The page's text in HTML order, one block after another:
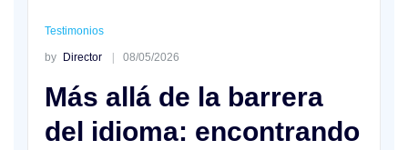
Testimonios
by Director 08/05/2026
Más allá de la barrera
del idioma: encontrando